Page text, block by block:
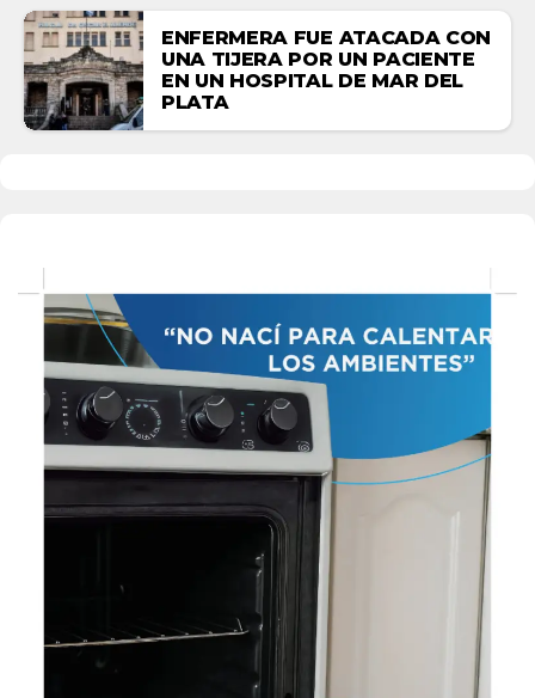
ENFERMERA FUE ATACADA CON
UNA TIJERA POR UN PACIENTE
EN UN HOSPITAL DE MAR DEL
PLATA